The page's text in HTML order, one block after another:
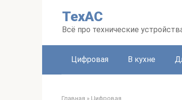
ТехАС
Всё про технические
Цифровая В кухне
Главная » Цифровая